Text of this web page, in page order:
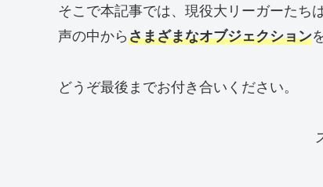
そこで本記事では、現役大リーガーたち
声の中からさまざまなオブジェクション
どうぞ最後までお付き合いください。